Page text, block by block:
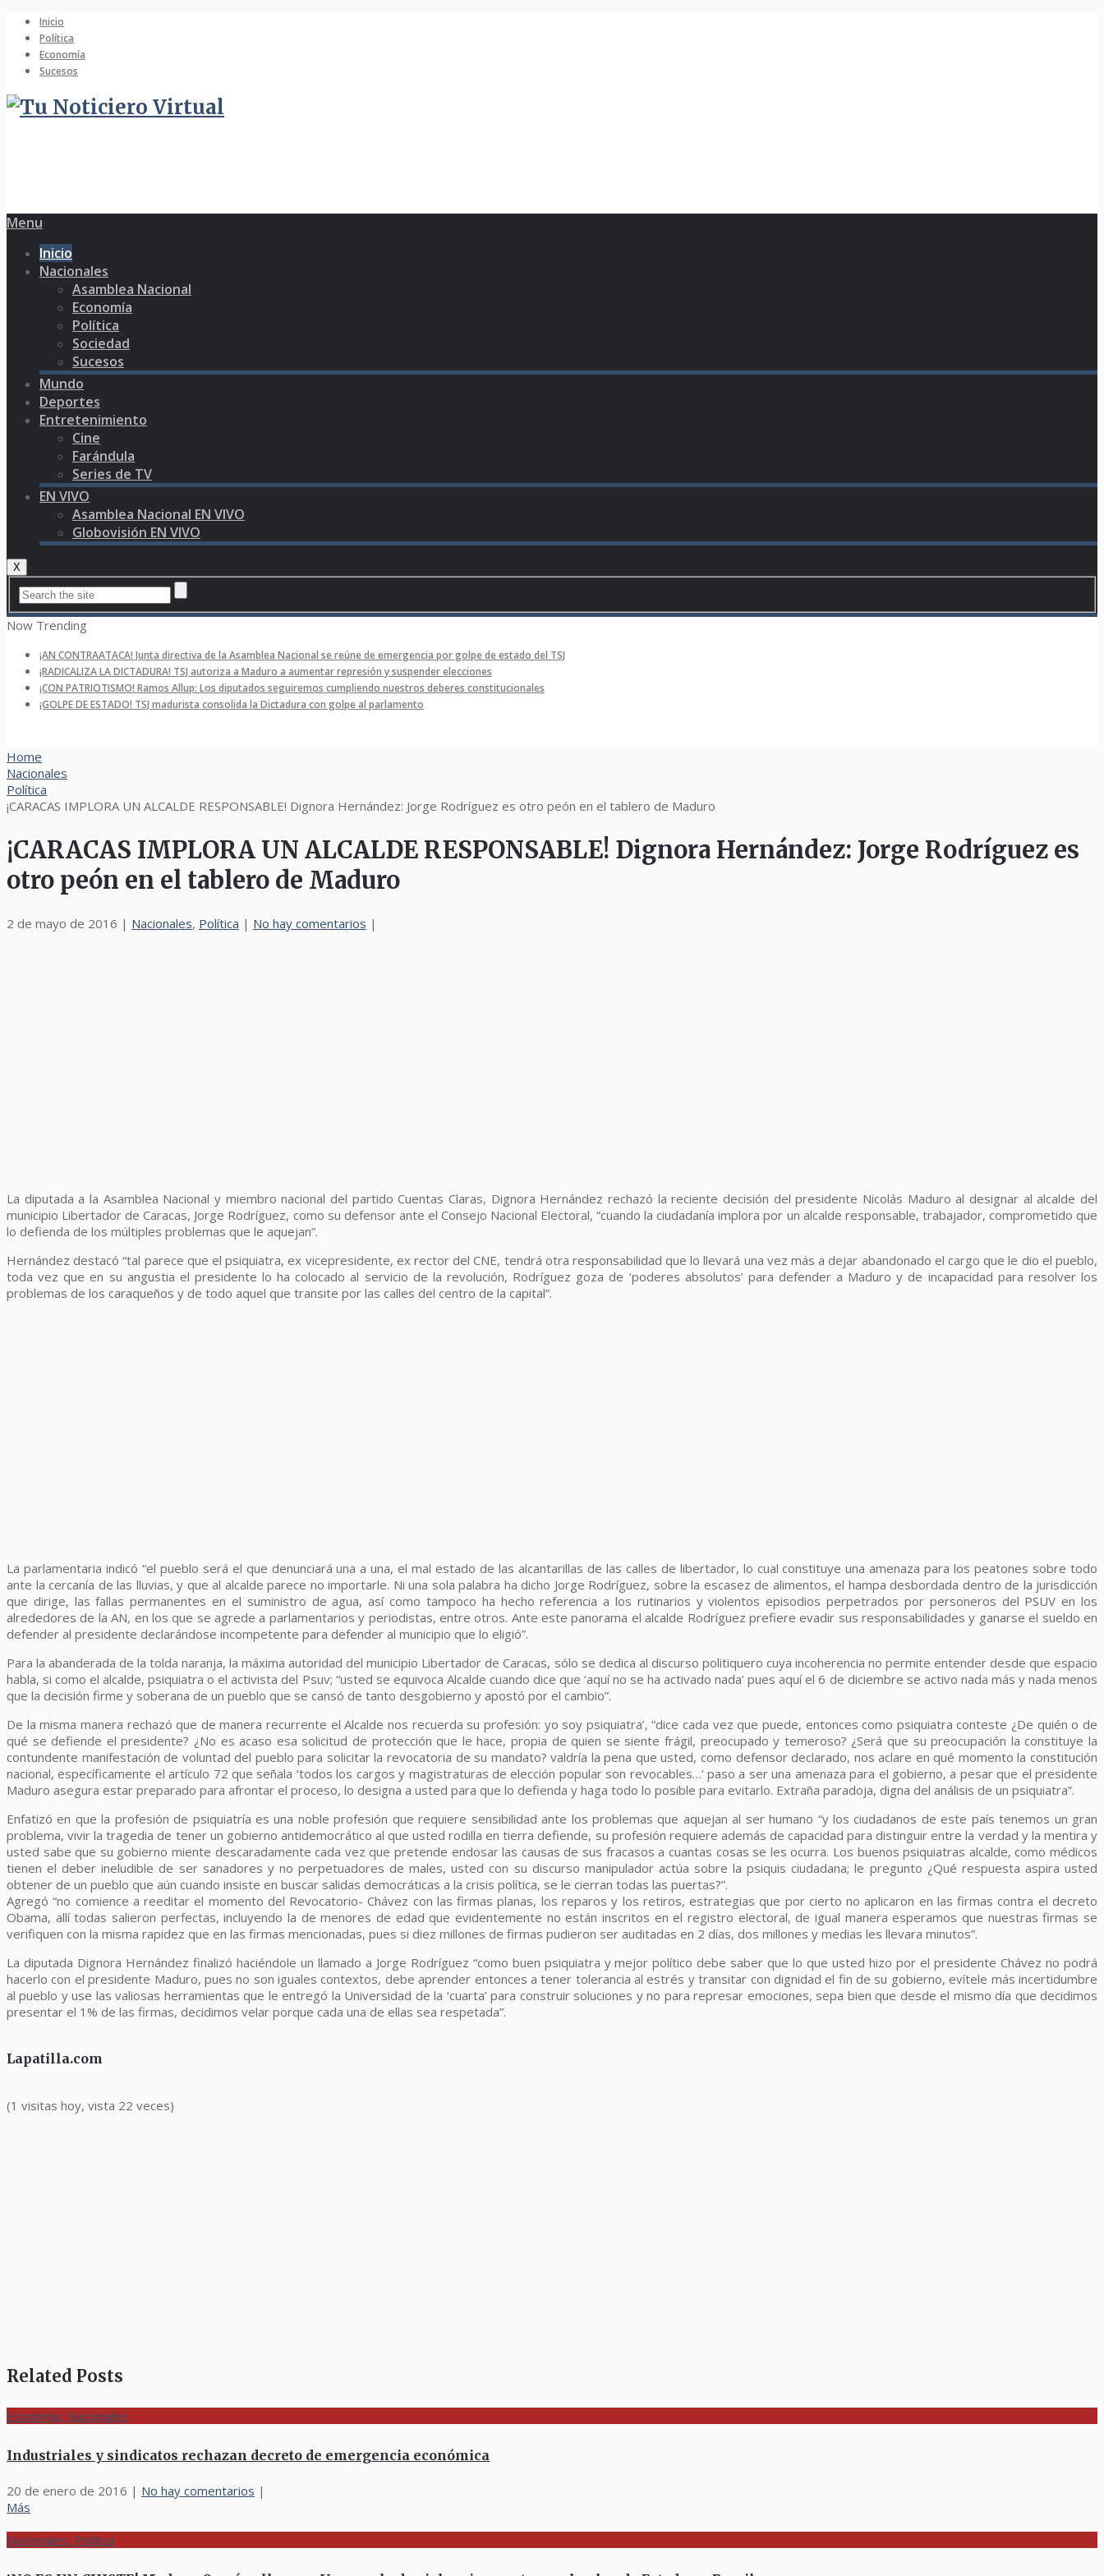
Inicio
Política
Economía
Sucesos
Menu
Inicio
Nacionales
Asamblea Nacional
Economía
Política
Sociedad
Sucesos
Mundo
Deportes
Entretenimiento
Cine
Farándula
Series de TV
EN VIVO
Asamblea Nacional EN VIVO
Globovisión EN VIVO
X
Now Trending
¡AN CONTRAATACA! Junta directiva de la Asamblea Nacional se reúne de emergencia por golpe de estado del TSJ
¡RADICALIZA LA DICTADURA! TSJ autoriza a Maduro a aumentar represión y suspender elecciones
¡CON PATRIOTISMO! Ramos Allup: Los diputados seguiremos cumpliendo nuestros deberes constitucionales
¡GOLPE DE ESTADO! TSJ madurista consolida la Dictadura con golpe al parlamento
Home
Nacionales
Política
¡CARACAS IMPLORA UN ALCALDE RESPONSABLE! Dignora Hernández: Jorge Rodríguez es otro peón en el tablero de Maduro
¡CARACAS IMPLORA UN ALCALDE RESPONSABLE! Dignora Hernández: Jorge Rodríguez es
otro peón en el tablero de Maduro
2 de mayo de 2016 | Nacionales, Política | No hay comentarios |
La diputada a la Asamblea Nacional y miembro nacional del partido Cuentas Claras, Dignora Hernández rechazó la reciente decisión del presidente Nicolás Maduro al designar al alcalde del
municipio Libertador de Caracas, Jorge Rodríguez, como su defensor ante el Consejo Nacional Electoral, “cuando la ciudadanía implora por un alcalde responsable, trabajador, comprometido que
lo defienda de los múltiples problemas que le aquejan”.
Hernández destacó “tal parece que el psiquiatra, ex vicepresidente, ex rector del CNE, tendrá otra responsabilidad que lo llevará una vez más a dejar abandonado el cargo que le dio el pueblo,
toda vez que en su angustia el presidente lo ha colocado al servicio de la revolución, Rodríguez goza de ‘poderes absolutos’ para defender a Maduro y de incapacidad para resolver los
problemas de los caraqueños y de todo aquel que transite por las calles del centro de la capital”.
La parlamentaria indicó “el pueblo será el que denunciará una a una, el mal estado de las alcantarillas de las calles de libertador, lo cual constituye una amenaza para los peatones sobre todo
ante la cercanía de las lluvias, y que al alcalde parece no importarle. Ni una sola palabra ha dicho Jorge Rodríguez, sobre la escasez de alimentos, el hampa desbordada dentro de la jurisdicción
que dirige, las fallas permanentes en el suministro de agua, así como tampoco ha hecho referencia a los rutinarios y violentos episodios perpetrados por personeros del PSUV en los
alrededores de la AN, en los que se agrede a parlamentarios y periodistas, entre otros. Ante este panorama el alcalde Rodríguez prefiere evadir sus responsabilidades y ganarse el sueldo en
defender al presidente declarándose incompetente para defender al municipio que lo eligió”.
Para la abanderada de la tolda naranja, la máxima autoridad del municipio Libertador de Caracas, sólo se dedica al discurso politiquero cuya incoherencia no permite entender desde que espacio
habla, si como el alcalde, psiquiatra o el activista del Psuv; “usted se equivoca Alcalde cuando dice que ‘aquí no se ha activado nada’ pues aquí el 6 de diciembre se activo nada más y nada menos
que la decisión firme y soberana de un pueblo que se cansó de tanto desgobierno y apostó por el cambio”.
De la misma manera rechazó que de manera recurrente el Alcalde nos recuerda su profesión: yo soy psiquiatra’, “dice cada vez que puede, entonces como psiquiatra conteste ¿De quién o de
qué se defiende el presidente? ¿No es acaso esa solicitud de protección que le hace, propia de quien se siente frágil, preocupado y temeroso? ¿Será que su preocupación la constituye la
contundente manifestación de voluntad del pueblo para solicitar la revocatoria de su mandato? valdría la pena que usted, como defensor declarado, nos aclare en qué momento la constitución
nacional, específicamente el artículo 72 que señala ‘todos los cargos y magistraturas de elección popular son revocables…’ paso a ser una amenaza para el gobierno, a pesar que el presidente
Maduro asegura estar preparado para afrontar el proceso, lo designa a usted para que lo defienda y haga todo lo posible para evitarlo. Extraña paradoja, digna del análisis de un psiquiatra”.
Enfatizó en que la profesión de psiquiatría es una noble profesión que requiere sensibilidad ante los problemas que aquejan al ser humano “y los ciudadanos de este país tenemos un gran
problema, vivir la tragedia de tener un gobierno antidemocrático al que usted rodilla en tierra defiende, su profesión requiere además de capacidad para distinguir entre la verdad y la mentira y
usted sabe que su gobierno miente descaradamente cada vez que pretende endosar las causas de sus fracasos a cuantas cosas se les ocurra. Los buenos psiquiatras alcalde, como médicos
tienen el deber ineludible de ser sanadores y no perpetuadores de males, usted con su discurso manipulador actúa sobre la psiquis ciudadana; le pregunto ¿Qué respuesta aspira usted
obtener de un pueblo que aún cuando insiste en buscar salidas democráticas a la crisis política, se le cierran todas las puertas?”.
Agregó “no comience a reeditar el momento del Revocatorio- Chávez con las firmas planas, los reparos y los retiros, estrategias que por cierto no aplicaron en las firmas contra el decreto
Obama, allí todas salieron perfectas, incluyendo la de menores de edad que evidentemente no están inscritos en el registro electoral, de igual manera esperamos que nuestras firmas se
verifiquen con la misma rapidez que en las firmas mencionadas, pues si diez millones de firmas pudieron ser auditadas en 2 días, dos millones y medias les llevara minutos”.
La diputada Dignora Hernández finalizó haciéndole un llamado a Jorge Rodríguez “como buen psiquiatra y mejor político debe saber que lo que usted hizo por el presidente Chávez no podrá
hacerlo con el presidente Maduro, pues no son iguales contextos, debe aprender entonces a tener tolerancia al estrés y transitar con dignidad el fin de su gobierno, evítele más incertidumbre
al pueblo y use las valiosas herramientas que le entregó la Universidad de la ‘cuarta’ para construir soluciones y no para represar emociones, sepa bien que desde el mismo día que decidimos
presentar el 1% de las firmas, decidimos velar porque cada una de ellas sea respetada”.
Lapatilla.com
(1 visitas hoy, vista 22 veces)
Related Posts
Economía, Nacionales
Industriales y sindicatos rechazan decreto de emergencia económica
20 de enero de 2016 | No hay comentarios |
Más
Nacionales, Política